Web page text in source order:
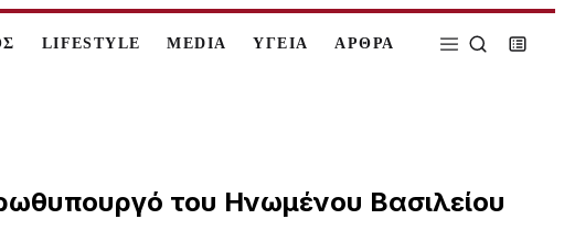
LIFESTYLE MEDIA ΥΓΕΙΑ ΑΡΘΡΑ
του Ηνωμένου Βασιλείου